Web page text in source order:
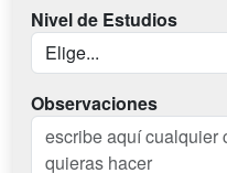
Nivel de Estudios
Observaciones